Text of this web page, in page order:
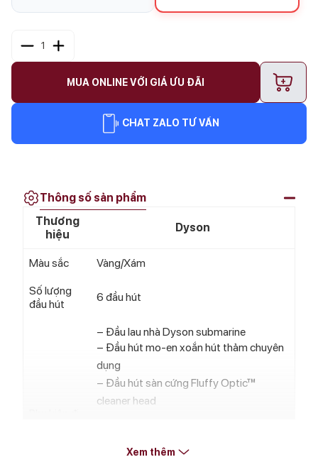
1
MUA ONLINE VỚI GIÁ ƯU ĐÃI +
CHAT ZALO TƯ VẤN
Thông số sản phẩm
Thương
hiệu
Dyson
Màu sắc Vàng/Xám
Số lượng
đầu hút
6 đầu hút
– Đầu lau nhà Dyson submarine
– Đầu hút mo-en xoắn hút thảm chuyên
dụng
– Đầu hút sàn cứng Fluffy Optic™
cleaner head
Xem thêm